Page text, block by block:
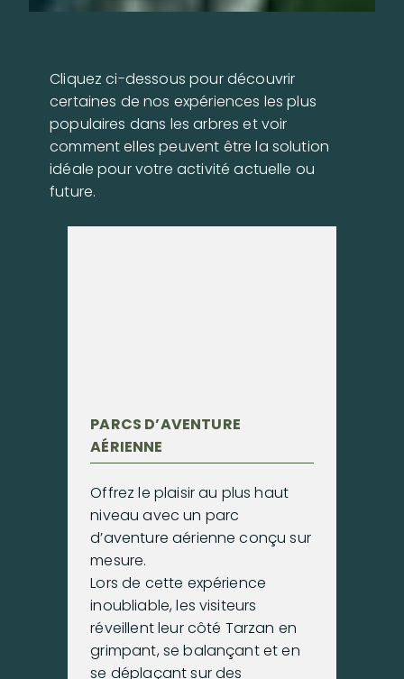
Cliquez ci-dessous pour découvrir
certaines de nos expériences les plus
populaires dans les arbres et voir
comment elles peuvent être la solution
idéale pour votre activité actuelle ou
future.
PARCS D’AVENTURE
AÉRIENNE
Offrez le plaisir au plus haut
niveau avec un parc
d’aventure aérienne conçu sur
mesure.
Lors de cette expérience
inoubliable, les visiteurs
réveillent leur côté Tarzan en
grimpant, se balançant et en
se déplaçant sur des